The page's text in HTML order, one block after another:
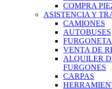
COMPRA
ASISTENCIA Y
CAMIONES
AUTOBUSES
VENTA DE
ALQUILER
FURGONES
CARPAS